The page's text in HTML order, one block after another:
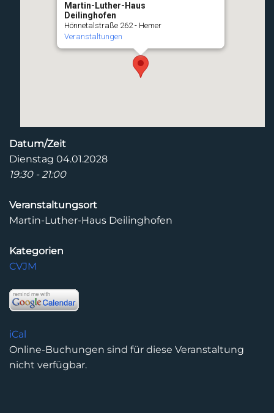
Martin-Luther-Haus
Deilinghofen
Hönnetalstraße 262 - Hemer
Veranstaltungen
Datum/Zeit
Dienstag 04.01.2028
19:30 - 21:00
Veranstaltungsort
Martin-Luther-Haus Deilinghofen
Kategorien
CVJM
iCal
Online-Buchungen sind für diese Veranstaltung
nicht verfügbar.